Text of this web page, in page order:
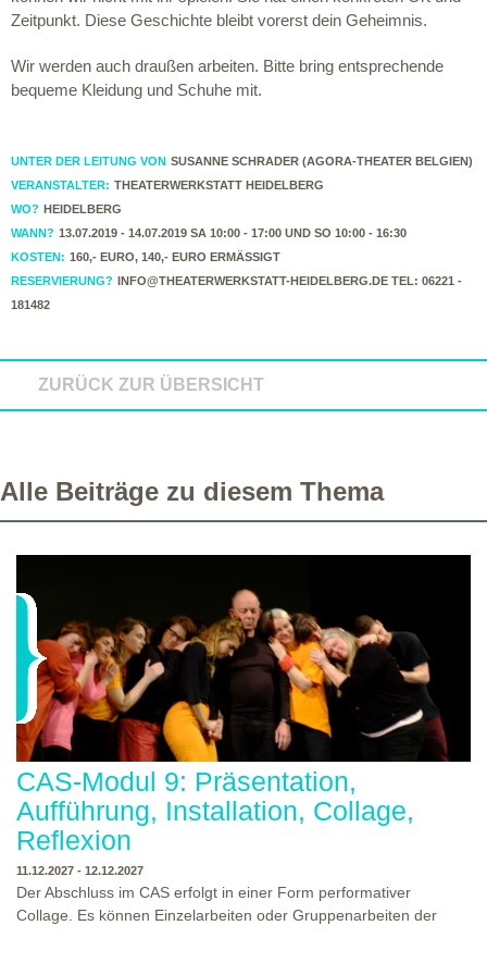
Zeitpunkt. Diese Geschichte bleibt vorerst dein Geheimnis.
Wir werden auch draußen arbeiten. Bitte bring entsprechende
bequeme Kleidung und Schuhe mit.
UNTER DER LEITUNG VON SUSANNE SCHRADER (AGORA-THEATER BELGIEN)
VERANSTALTER: THEATERWERKSTATT HEIDELBERG
WO? HEIDELBERG
WANN? 13.07.2019 - 14.07.2019 SA 10:00 - 17:00 UND SO 10:00 - 16:30
KOSTEN: 160,- EURO, 140,- EURO ERMÄSSIGT
RESERVIERUNG? INFO@THEATERWERKSTATT-HEIDELBERG.DE TEL: 06221 -
181482
ZURÜCK ZUR ÜBERSICHT
Alle Beiträge zu diesem Thema
CAS-Modul 9: Präsentation,
Aufführung, Installation, Collage,
Reflexion
11.12.2027 - 12.12.2027
Der Abschluss im CAS erfolgt in einer Form performativer
Collage. Es können Einzelarbeiten oder Gruppenarbeiten der